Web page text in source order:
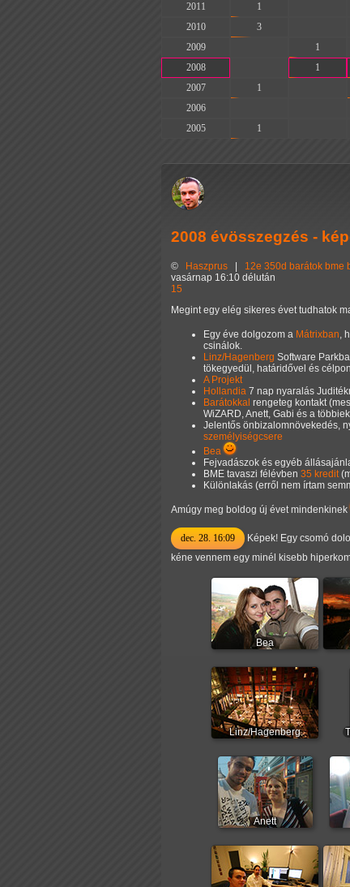
2011
1
2010
3
2009
1
2008
1
2007
1
2006
2005
1
2008 évösszegzés -
© Haszprus 12e 350d barátok bme
vasárnap 16:10 délután
15
Megint egy elég sikeres évet tudhatok
Egy éve dolgozom a Mátrixban,
csinálok.
Linz/Hagenberg Software
tökegyedül, határidővel és
A Projekt
Hollandia 7 nap nyaralás
Barátokkal rengeteg kontakt
WiZARD, Anett, Gabi és a
Jelentős önbizalomnövekedés,
személyiségcsere
Bea
Fejvadászok és egyéb
BME tavaszi félévben 35 kredit
Különlakás (erről nem írtam
Amúgy meg boldog új évet mindenkinek
dec. 28. 16:09 Képek! Egy csomó
kéne vennem egy minél kisebb
Bea
Linz/Hagenberg
Anett